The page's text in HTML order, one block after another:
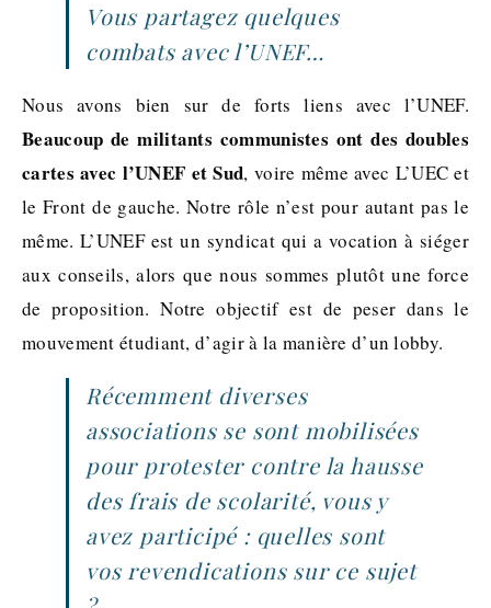
Vous partagez quelques
combats avec l’UNEF…
Nous avons bien sur de forts liens avec l’UNEF.
Beaucoup de militants communistes ont des doubles
cartes avec l’UNEF et Sud, voire même avec L’UEC et
le Front de gauche. Notre rôle n’est pour autant pas le
même. L’UNEF est un syndicat qui a vocation à siéger
aux conseils, alors que nous sommes plutôt une force
de proposition. Notre objectif est de peser dans le
mouvement étudiant, d’agir à la manière d’un lobby.
Récemment diverses
associations se sont mobilisées
pour protester contre la hausse
des frais de scolarité, vous y
avez participé : quelles sont
vos revendications sur ce sujet